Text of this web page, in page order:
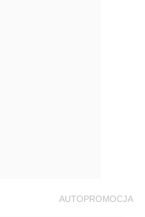
AUTOPROMOCJA